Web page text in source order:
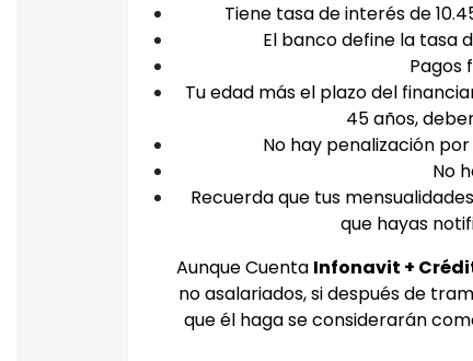
Tiene tasa de interés de
El banco define la tasa
Pagos
Tu edad más el plazo del
45 años,
No hay penalización
No
Recuerda que tus
que hayas
Aunque Cuenta Infonavit +
no asalariados, si después de
que él haga se considerarán